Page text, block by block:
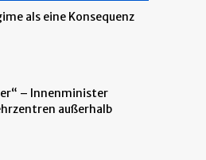
als eine Konsequenz
– Innenminister
außerhalb